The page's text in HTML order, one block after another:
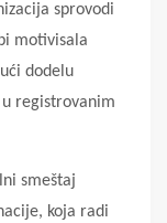
sprovodi
motivisala
dodelu
registrovanim
smeštaj
koja radi